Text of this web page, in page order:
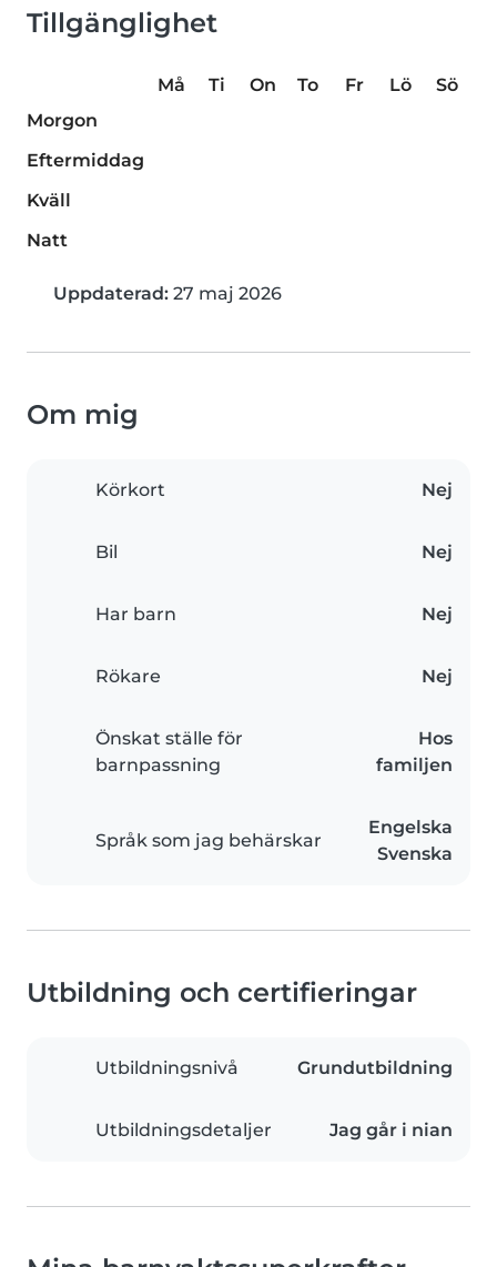
Tillgänglighet
Må Ti On To Fr Lö
Sö
Morgon
Eftermiddag
Kväll
Natt
Uppdaterad: 27 maj 2026
Om mig
Körkort Nej
Bil Nej
Har barn Nej
Rökare Nej
Önskat ställe för
barnpassning
Hos
familjen
Språk som jag behärskar
Engelska
Svenska
Utbildning och certifieringar
Utbildningsnivå Grundutbildning
Utbildningsdetaljer Jag går i nian